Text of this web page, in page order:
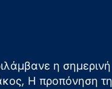
η
Η προπόνηση της